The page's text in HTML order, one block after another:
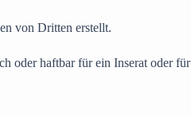
von Dritten erstellt.
oder haftbar für ein Inserat oder